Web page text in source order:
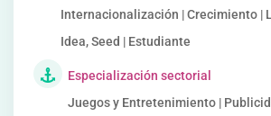
Internacionalización | Crecimiento |
Idea, Seed | Estudiante
Especialización sectorial
Juegos y Entretenimiento |